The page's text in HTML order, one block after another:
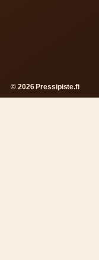
© 2026 Pressipiste.fi